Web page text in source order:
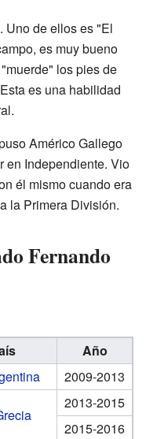
Uno de ellos es "El
es muy bueno
los pies de
es una habilidad
Américo Gallego
en Independiente. Vio
él mismo cuando era
la Primera División.
Fernando
Año
2009-2013
2013-2015
2015-2016